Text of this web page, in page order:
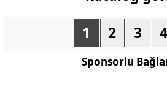
1 2 3 4
Sponsorlu